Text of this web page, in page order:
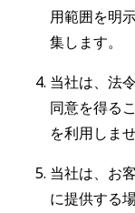
用範囲を明
集します。
当社は、法
同意を得る
を利用しませ
当社は、お
に提供する